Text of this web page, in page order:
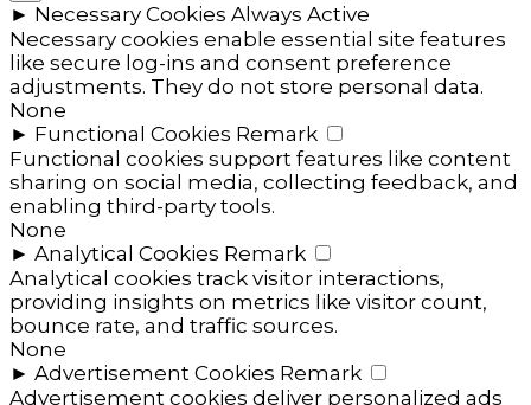
► Necessary Cookies Always Active
Necessary cookies enable essential site features
like secure log-ins and consent preference
adjustments. They do not store personal data.
None
► Functional Cookies Remark
Functional cookies support features like content
sharing on social media, collecting feedback, and
enabling third-party tools.
None
► Analytical Cookies Remark
Analytical cookies track visitor interactions,
providing insights on metrics like visitor count,
bounce rate, and traffic sources.
None
► Advertisement Cookies Remark
Advertisement cookies deliver personalized ads